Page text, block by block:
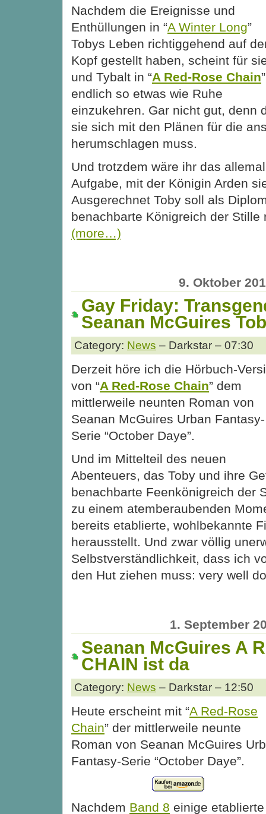
Nachdem die Ereignisse und
Enthüllungen in “A Winter Long”
Tobys Leben richtiggehend auf
Kopf gestellt haben, scheint für
und Tybalt in “A Red-Rose Chain”
endlich so etwas wie Ruhe
einzukehren. Gar nicht gut, denn
sie sich mit den Plänen für die
herumschlagen muss.
Und trotzdem wäre ihr das
Aufgabe, mit der Königin Arden
Ausgerechnet Toby soll als
benachbarte Königreich der Stille
(more…)
9. Oktober
Gay Friday:
Seanan McGuires
Category: News – Darkstar – 07:30
Derzeit höre ich die Hörbuch-
von “A Red-Rose Chain” dem
mittlerweile neunten Roman von
Seanan McGuires Urban Fantasy-
Serie “October Daye”.
Und im Mittelteil des neuen
Abenteuers, das Toby und ihre
benachbarte Feenkönigreich der
zu einem atemberaubenden
bereits etablierte, wohlbekannte
herausstellt. Und zwar völlig
Selbstverständlichkeit, dass ich
den Hut ziehen muss: very well
1. September
Seanan McGuires A
CHAIN ist da
Category: News – Darkstar – 12:50
Heute erscheint mit “A Red-Rose
Chain” der mittlerweile neunte
Roman von Seanan McGuires
Fantasy-Serie “October Daye”.
Nachdem Band 8 einige